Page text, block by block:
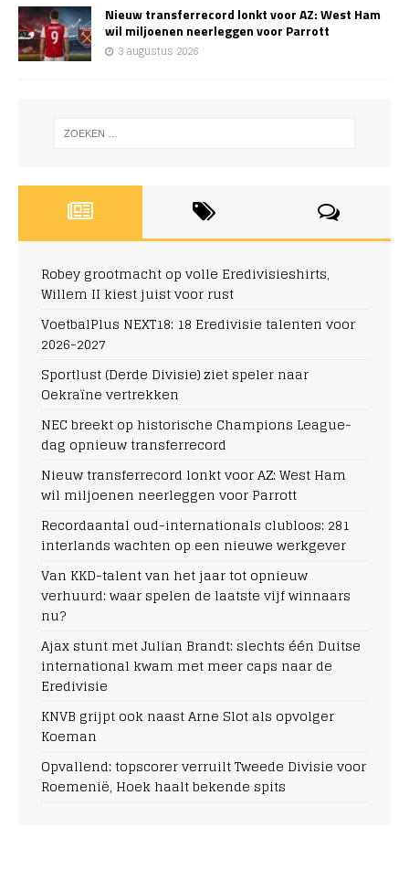
Nieuw transferrecord lonkt voor AZ: West Ham
wil miljoenen neerleggen voor Parrott
3 augustus 2026
Robey grootmacht op volle Eredivisieshirts,
Willem II kiest juist voor rust
VoetbalPlus NEXT18: 18 Eredivisie talenten voor
2026-2027
Sportlust (Derde Divisie) ziet speler naar
Oekraïne vertrekken
NEC breekt op historische Champions League-
dag opnieuw transferrecord
Nieuw transferrecord lonkt voor AZ: West Ham
wil miljoenen neerleggen voor Parrott
Recordaantal oud-internationals clubloos: 281
interlands wachten op een nieuwe werkgever
Van KKD-talent van het jaar tot opnieuw
verhuurd: waar spelen de laatste vijf winnaars
nu?
Ajax stunt met Julian Brandt: slechts één Duitse
international kwam met meer caps naar de
Eredivisie
KNVB grijpt ook naast Arne Slot als opvolger
Koeman
Opvallend: topscorer verruilt Tweede Divisie voor
Roemenië, Hoek haalt bekende spits